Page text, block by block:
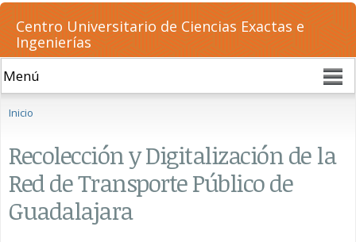
Centro Universitario de Ciencias Exactas e
Ingenierías
Inicio
Recolección y Digitalización de la
Red de Transporte Público de
Guadalajara